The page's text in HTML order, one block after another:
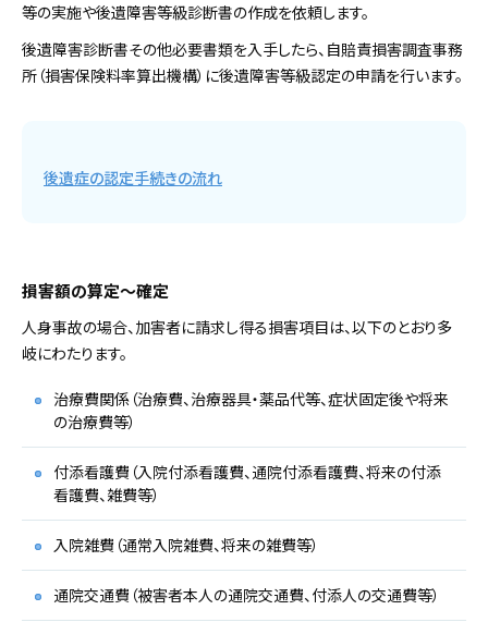
等の実施や後遺障害等級診断書の作成を依頼します。
後遺障害診断書その他必要書類を入手したら、自賠責損害調査事務
所（損害保険料率算出機構）に後遺障害等級認定の申請を行います。
後遺症の認定手続きの流れ
損害額の算定～確定
人身事故の場合、加害者に請求し得る損害項目は、以下のとおり多
岐にわたります。
治療費関係（治療費、治療器具・薬品代等、症状固定後や将来
の治療費等）
付添看護費（入院付添看護費、通院付添看護費、将来の付添
看護費、雑費等）
入院雑費（通常入院雑費、将来の雑費等）
通院交通費（被害者本人の通院交通費、付添人の交通費等）